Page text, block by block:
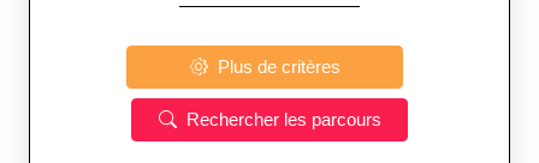
Plus de critères
Rechercher les parcours